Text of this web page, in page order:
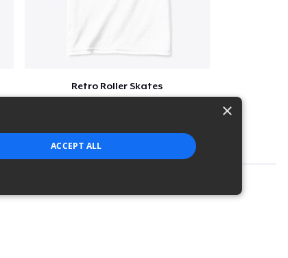
Retro Roller Skates
×
ACCEPT ALL